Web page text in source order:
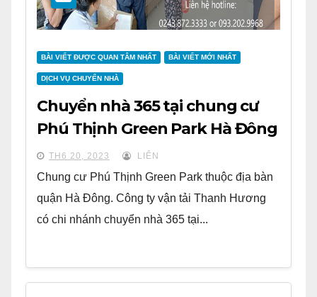
BÀI VIẾT ĐƯỢC QUAN TÂM NHẤT BÀI VIẾT MỚI NHẤT
DỊCH VỤ CHUYỂN NHÀ
Chuyển nhà 365 tại chung cư
Phú Thịnh Green Park Hà Đông
TH6 20, 2023 LIÊN
Chung cư Phú Thịnh Green Park thuộc địa bàn
quận Hà Đông. Công ty vận tải Thanh Hương
có chi nhánh chuyển nhà 365 tại...